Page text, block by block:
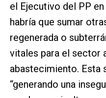
el Ejecutivo del PP
habría que sumar
regenerada o
vitales para el sector
abastecimiento. Esta
“generando una